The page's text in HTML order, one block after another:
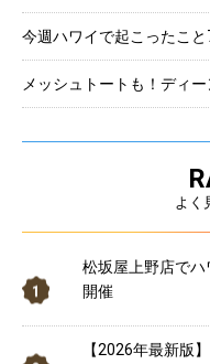
今週ハワイで起こったこと
メッシュトートも！ディ
よく
松坂屋上野店で
開催
【2026年最新版